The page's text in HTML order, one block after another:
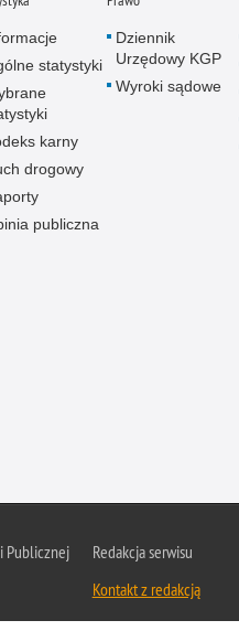
statystyki
karny
drogowy
publiczna
Dziennik
Urzędowy KGP
Wyroki sądowe
Publicznej
Redakcja serwisu
Kontakt z redakcją